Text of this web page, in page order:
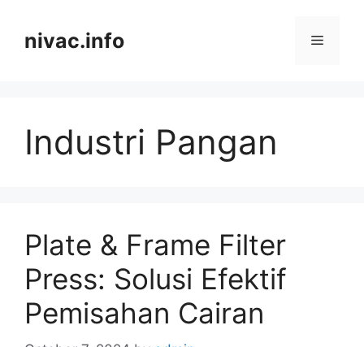
contentnivac.info Menu
Industri Pangan
Plate & Frame Filter
Press: Solusi Efektif
Pemisahan Cairan